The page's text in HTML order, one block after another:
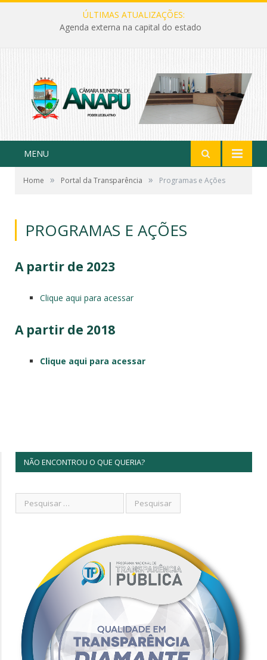
ÚLTIMAS ATUALIZAÇÕES:
Agenda externa na capital do estado
MENU
Home » Portal da Transparência » Programas e Ações
PROGRAMAS E AÇÕES
A partir de 2023
Clique aqui para acessar
A partir de 2018
Clique aqui para acessar
NÃO ENCONTROU O QUE QUERIA?